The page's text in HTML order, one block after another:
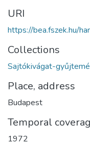
URI
https://bea.fszek.hu/
Collections
Sajtókivágat-
Place, address
Budapest
Temporal
1972